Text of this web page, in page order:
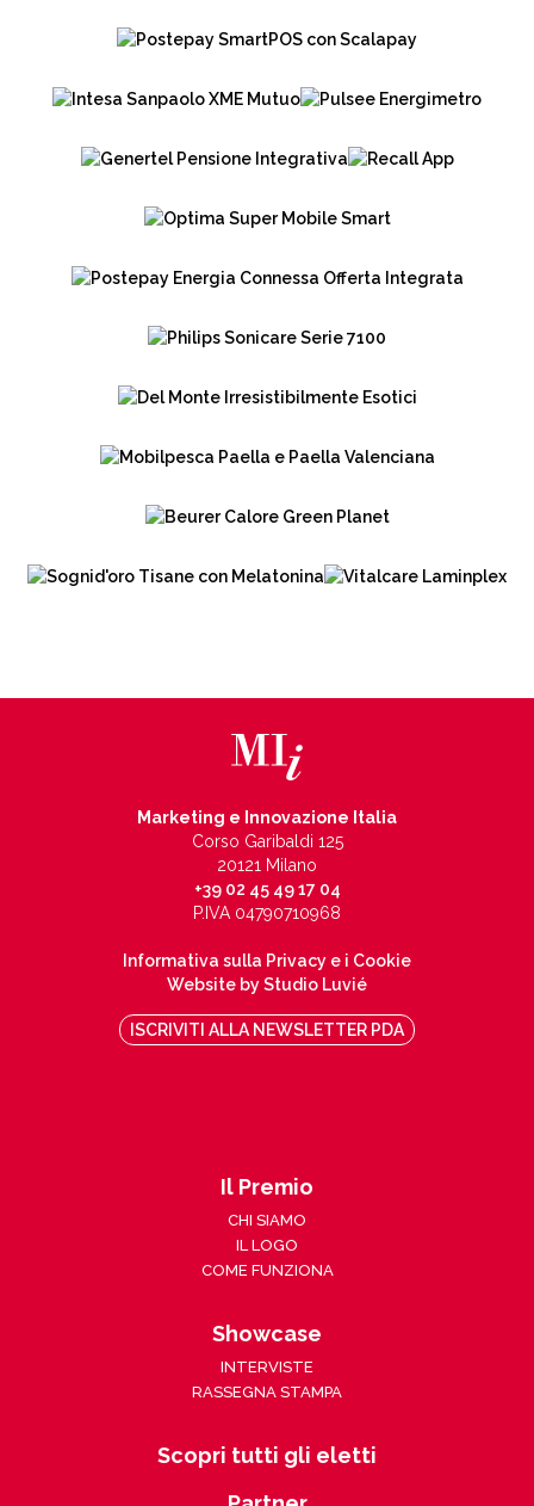
Marketing e Innovazione Italia
Corso Garibaldi 125
20121 Milano
+39 02 45 49 17 04
P.IVA 04790710968
Informativa sulla Privacy e i Cookie
Website by Studio Luvié
ISCRIVITI ALLA NEWSLETTER PDA
Il Premio
CHI SIAMO
IL LOGO
COME FUNZIONA
Showcase
INTERVISTE
RASSEGNA STAMPA
Scopri tutti gli eletti